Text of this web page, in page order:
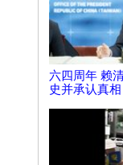
六四周年 赖
史并承认真相